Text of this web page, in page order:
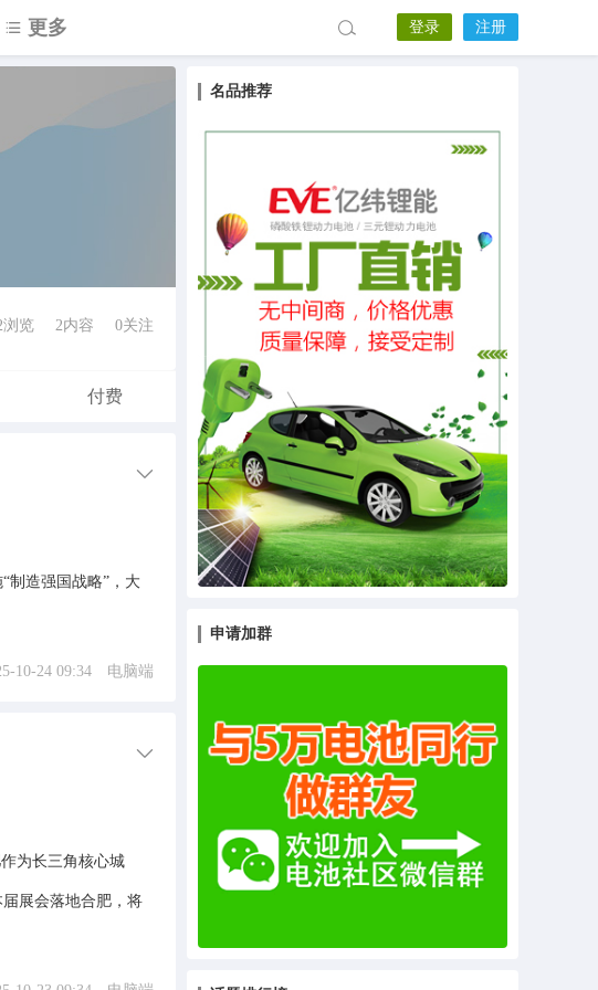
更多 登录 注册
名品推荐
申请加群
浏览 2内容 0关注
付费
制造强国战略”，大
10-24 09:34 电脑端
为长三角核心城
展会落地合肥，将